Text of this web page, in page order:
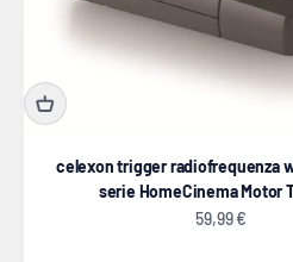
celexon trigger radiofrequenza
serie HomeCinema Motor
Prezzo
59,99 €